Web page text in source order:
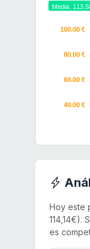
120.00 €
100.00 €
80.00 €
60.00 €
40.00 €
Media:
Hoy este
114,14€).
es